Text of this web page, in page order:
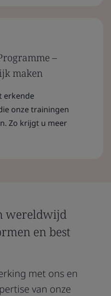
–
maken
erkende
onze trainingen
Zo krijgt u meer
wereldwijd
en best
met ons en
van onze